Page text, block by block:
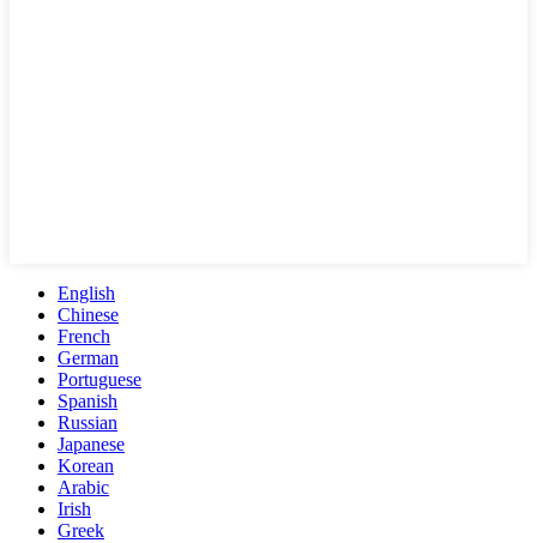
English
Chinese
French
German
Portuguese
Spanish
Russian
Japanese
Korean
Arabic
Irish
Greek